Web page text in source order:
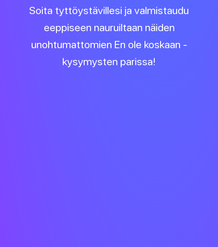
Soita tyttöystävillesi ja valmistaudu
eeppiseen nauruiltaan näiden
unohtumattomien En ole koskaan -
kysymysten parissa!